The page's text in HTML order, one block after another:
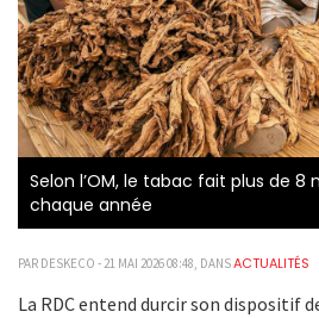
Selon l’OM, le tabac fait plus de 8
chaque année
PAR DESKECO - 21 MAI 2026 08:48, DANSACTUALITÉS
La RDC entend durcir son dispositif